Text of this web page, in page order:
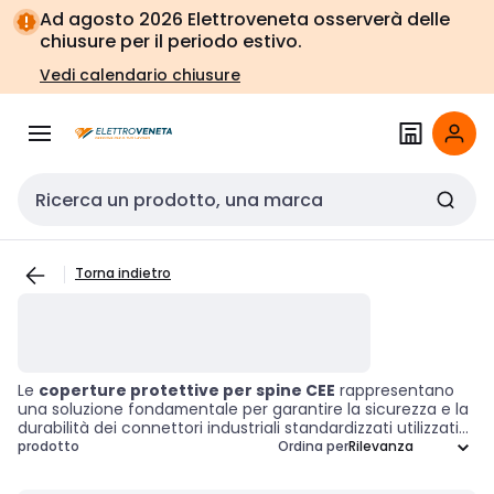
Vai alla
navigazione
Vai
alla
pagina
Ad agosto 2026 Elettroveneta osserverà delle
chiusure per il periodo estivo.
Vedi calendario chiusure
Cerca input
Torna indietro
Le coperture protettive per spine CEE rappresentano
una soluzione fondamentale per garantire la sicurezza e la
durabilità dei connettori industriali standardizzati utilizzati
per l'alimentazione elettrica. Progettate per proteggere le
prodotto Ordina per